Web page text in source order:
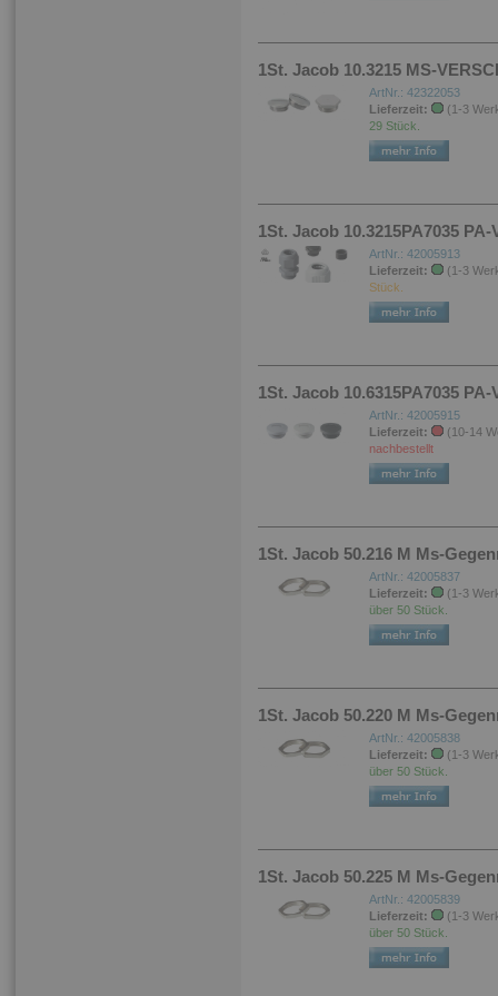
1St. Jacob 10.3215 MS-
ArtNr.: 42322053
Lieferzeit:
(1-3
29 Stück.
1St. Jacob 10.3215PA7035
ArtNr.: 42005913
Lieferzeit:
(1-3
Stück.
1St. Jacob 10.6315PA7035
ArtNr.: 42005915
Lieferzeit:
(10-14
nachbestellt
1St. Jacob 50.216 M Ms-
ArtNr.: 42005837
Lieferzeit:
(1-3
über 50 Stück.
1St. Jacob 50.220 M Ms-
ArtNr.: 42005838
Lieferzeit:
(1-3
über 50 Stück.
1St. Jacob 50.225 M Ms-
ArtNr.: 42005839
Lieferzeit:
(1-3
über 50 Stück.